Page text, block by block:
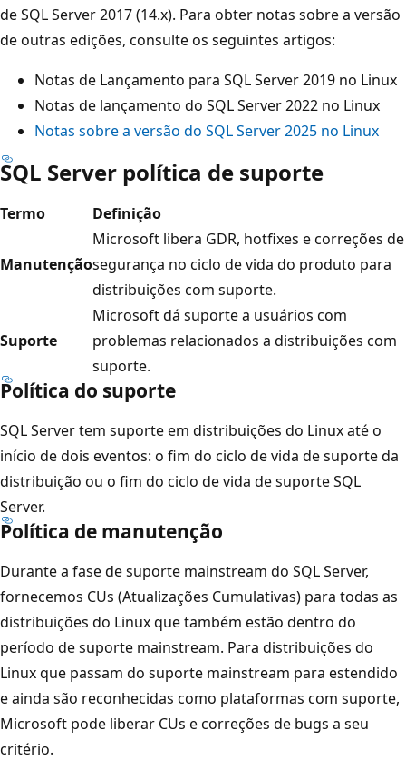
de SQL Server 2017 (14.x). Para obter notas sobre a versão
de outras edições, consulte os seguintes artigos:
Notas de Lançamento para SQL Server 2019 no Linux
Notas de lançamento do SQL Server 2022 no Linux
Notas sobre a versão do SQL Server 2025 no Linux
SQL Server política de suporte
Termo Definição
Manutenção
Microsoft libera GDR, hotfixes e correções de
segurança no ciclo de vida do produto para
distribuições com suporte.
Suporte
Microsoft dá suporte a usuários com
problemas relacionados a distribuições com
suporte.
Política do suporte
SQL Server tem suporte em distribuições do Linux até o
início de dois eventos: o fim do ciclo de vida de suporte da
distribuição ou o fim do ciclo de vida de suporte SQL
Server.
Política de manutenção
Durante a fase de suporte mainstream do SQL Server,
fornecemos CUs (Atualizações Cumulativas) para todas as
distribuições do Linux que também estão dentro do
período de suporte mainstream. Para distribuições do
Linux que passam do suporte mainstream para estendido
e ainda são reconhecidas como plataformas com suporte,
Microsoft pode liberar CUs e correções de bugs a seu
critério.